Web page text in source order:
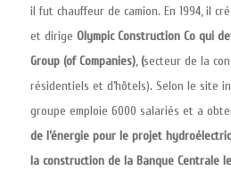
il fut chauffeur de camion. En 1994, il
et dirige Olympic Construction Co qui
Group (of Companies),(secteur de la
résidentiels et d’hôtels). Selon le site
groupe emploie 6000 salariés et a
de l’énergie pour le projet
la construction de la Banque Centrale